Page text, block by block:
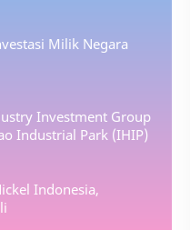
Milik Negara
Investment Group
Industrial Park (IHIP)
Indonesia,